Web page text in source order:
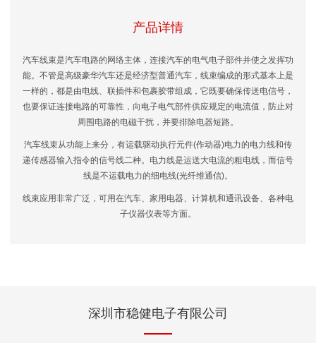
产品详情
汽车线束是汽车电路的网络主体，连接汽车的电气电子部件并使之发挥功
能。不管是高级豪华汽车还是经济型普通汽车，线束编成的形式基本上是
一样的，都是由电线、联插件和包裹胶带组成，它既要确保传送电信号，
也要保证连接电路的可靠性，向电子电气部件供应规定的电流值，防止对
周围电路的电磁干扰，并要排除电器短路。
汽车线束从功能上来分，有运载驱动执行元件(作动器)电力的电力线和传
递传感器输入指令的信号线二种。电力线是运送大电流的粗电线，而信号
线是不运载电力的细电线(光纤维通信)。
线束应用非常广泛，可用在汽车、家用电器、计算机和通讯设备、各种电
子仪器仪表等方面。
深圳市稳健电子有限公司